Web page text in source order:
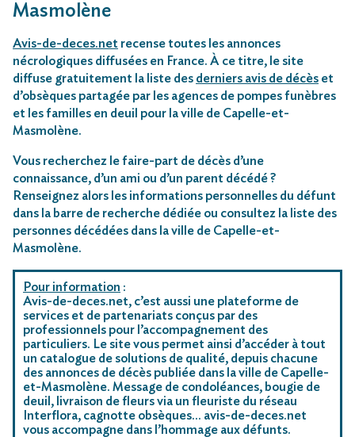
Masmolène
Avis-de-deces.net recense toutes les annonces
nécrologiques diffusées en France. À ce titre, le site
diffuse gratuitement la liste des derniers avis de décès et
d’obsèques partagée par les agences de pompes funèbres
et les familles en deuil pour la ville de Capelle-et-
Masmolène.
Vous recherchez le faire-part de décès d’une
connaissance, d’un ami ou d’un parent décédé ?
Renseignez alors les informations personnelles du défunt
dans la barre de recherche dédiée ou consultez la liste des
personnes décédées dans la ville de Capelle-et-
Masmolène.
Pour information :
Avis-de-deces.net, c’est aussi une plateforme de
services et de partenariats conçus par des
professionnels pour l’accompagnement des
particuliers. Le site vous permet ainsi d’accéder à tout
un catalogue de solutions de qualité, depuis chacune
des annonces de décès publiée dans la ville de Capelle-
et-Masmolène. Message de condoléances, bougie de
deuil, livraison de fleurs via un fleuriste du réseau
Interflora, cagnotte obsèques… avis-de-deces.net
vous accompagne dans l’hommage aux défunts.